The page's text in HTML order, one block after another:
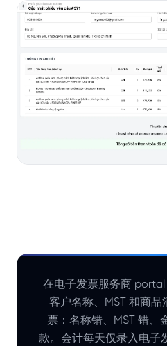
在电子发票服务商 portal
客户名称、MST 和商
票：名称错、MST 错、
款。会计每天仅录入电子